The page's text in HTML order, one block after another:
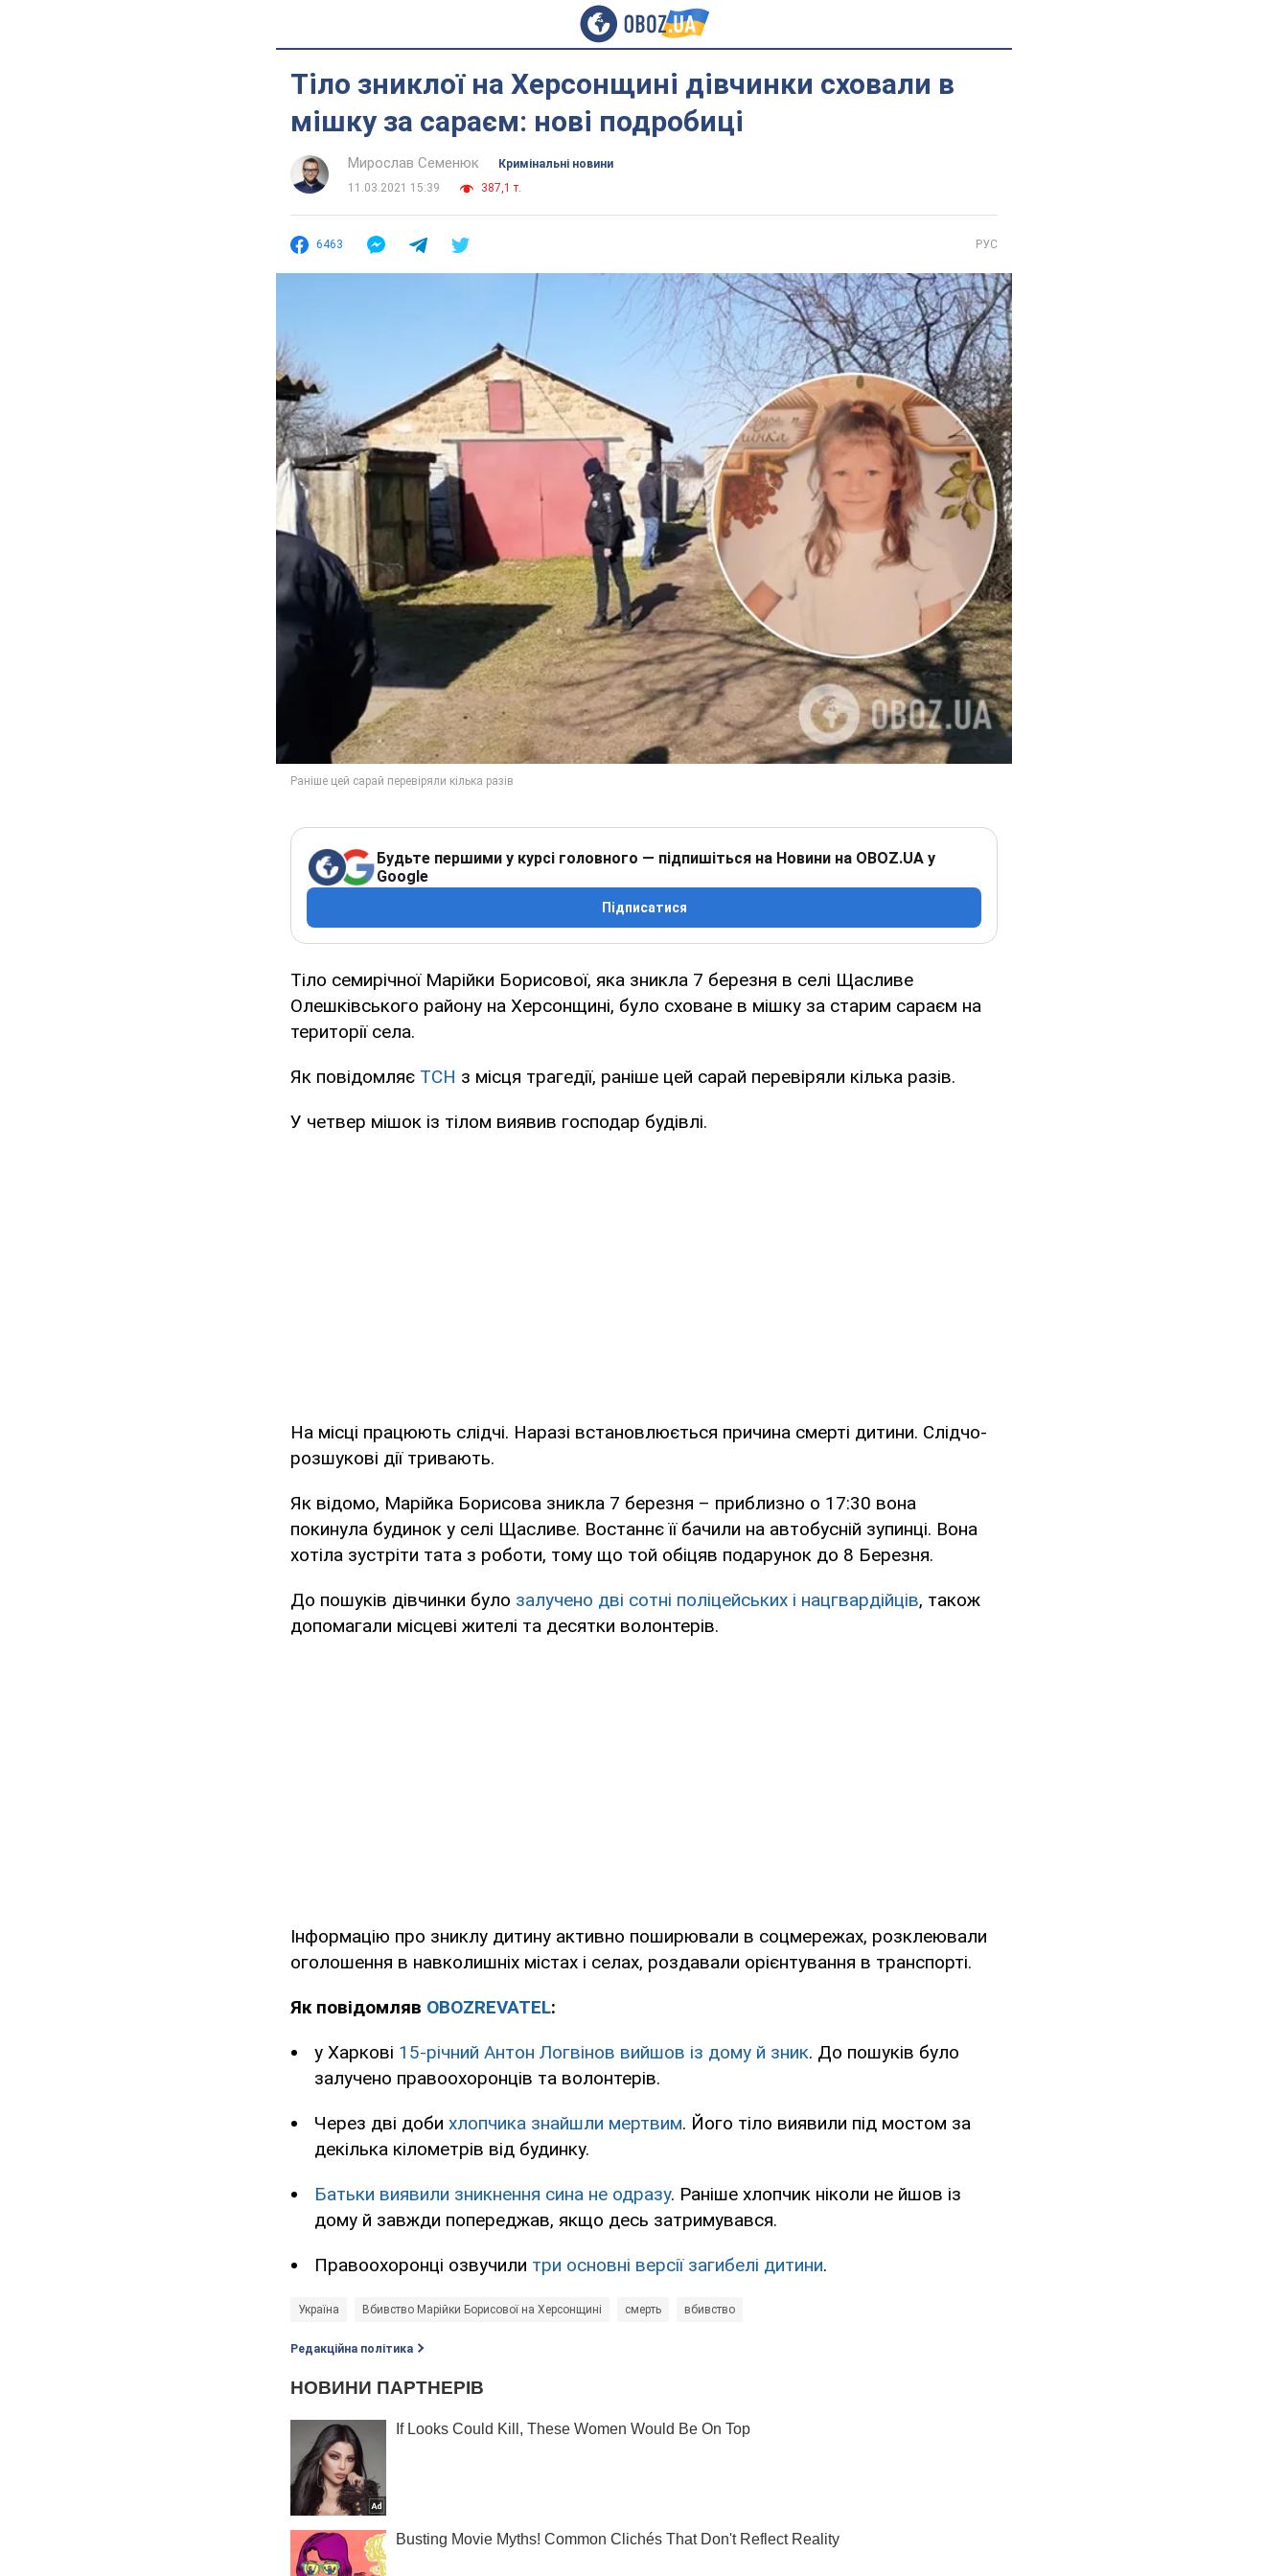
Тіло зниклої на Херсонщині дівчинки сховали в
мішку за сараєм: нові подробиці
Мирослав Семенюк
Кримінальні новини
11.03.2021 15:39
387,1 т.
6463 РУС
Будьте першими у курсі головного — підпишіться на Новини на OBOZ.UA у
Google
Підписатися
Тіло семирічної Марійки Борисової, яка зникла 7 березня в селі Щасливе
Олешківського району на Херсонщині, було сховане в мішку за старим сараєм на
території села.
Як повідомляє ТСН з місця трагедії, раніше цей сарай перевіряли кілька разів.
У четвер мішок із тілом виявив господар будівлі.
На місці працюють слідчі. Наразі встановлюється причина смерті дитини. Слідчо-
розшукові дії тривають.
Як відомо, Марійка Борисова зникла 7 березня – приблизно о 17:30 вона
покинула будинок у селі Щасливе. Востаннє її бачили на автобусній зупинці. Вона
хотіла зустріти тата з роботи, тому що той обіцяв подарунок до 8 Березня.
До пошуків дівчинки було залучено дві сотні поліцейських і нацгвардійців, також
допомагали місцеві жителі та десятки волонтерів.
Інформацію про зниклу дитину активно поширювали в соцмережах, розклеювали
оголошення в навколишніх містах і селах, роздавали орієнтування в транспорті.
Як повідомляв OBOZREVATEL:
у Харкові 15-річний Антон Логвінов вийшов із дому й зник. До пошуків було
залучено правоохоронців та волонтерів.
Через дві доби хлопчика знайшли мертвим. Його тіло виявили під мостом за
декілька кілометрів від будинку.
Батьки виявили зникнення сина не одразу. Раніше хлопчик ніколи не йшов із
дому й завжди попереджав, якщо десь затримувався.
Правоохоронці озвучили три основні версії загибелі дитини.
Україна Вбивство Марійки Борисової на Херсонщині смерть вбивство
Редакційна політика